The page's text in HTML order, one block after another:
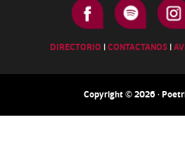
DIRECTORIO |CONTACTANOS |
Copyright © 2026 ·